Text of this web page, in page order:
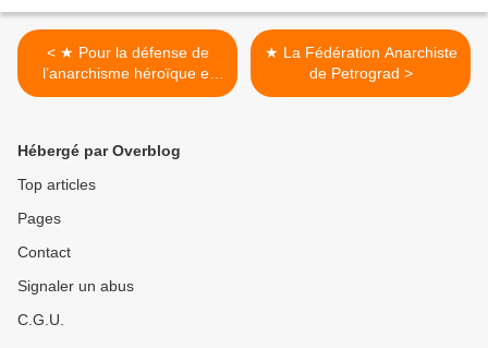
< ★ Pour la défense de
l’anarchisme héroïque et
expropriateur
★ La Fédération Anarchiste
de Petrograd >
Hébergé par Overblog
Top articles
Pages
Contact
Signaler un abus
C.G.U.